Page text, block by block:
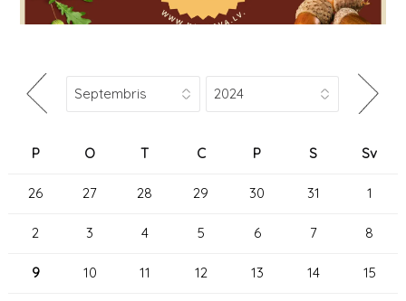
P O T C P S Sv
26 27 28 29 30 31 1
2 3 4 5 6 7 8
9 10 11 12 13 14 15